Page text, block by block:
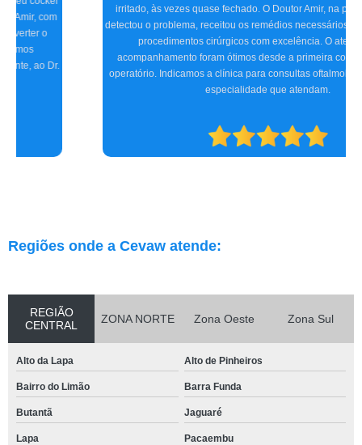
irritado, às vezes quase fechado. O Doutor Amir, na primeira consulta,
detectou o problema, receitou os remédios necessários, e realizamos dois
procedimentos cirúrgicos com excelência. O atendimento e
acompanhamento foram ótimos desde a primeira consulta até o pós-
operatório. Indicamos a clínica para consultas oftalmológicas e qualquer
especialidade que atendam.
Regiões onde a Cevaw atende:
REGIÃO
CENTRAL
ZONA NORTE Zona Oeste Zona Sul
Alto da Lapa Alto de Pinheiros
Bairro do Limão Barra Funda
Butantã Jaguaré
Lapa Pacaembu